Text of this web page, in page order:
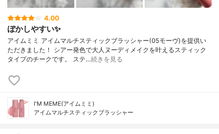
4.00
ぼかしやすい✨
アイムミミ アイムマルチスティックブラッシャー(05モーヴ)を提供い
ただきました！ シアー発色で大人ヌーディメイクを叶えるスティック
タイプのチークです。 ステ…続きを見る
I'M MEME(アイムミミ)
アイムマルチスティックブラッシャー